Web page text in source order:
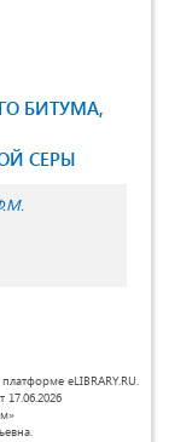
БИТУМА,
СЕРЫ
eLIBRARY.RU.